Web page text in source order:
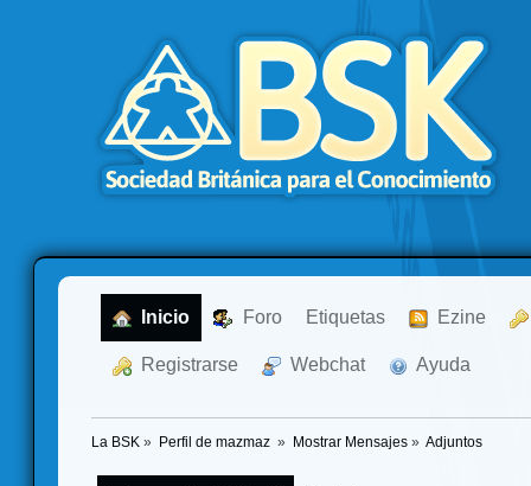
Inicio Foro Etiquetas Ezine
Registrarse Webchat Ayuda
La BSK » Perfil de mazmaz » Mostrar Mensajes» Adjuntos